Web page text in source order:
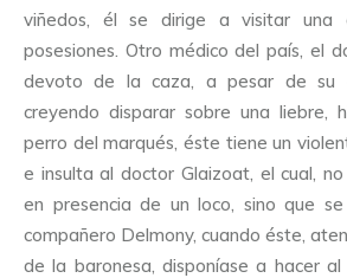
viñedos, él se dirige a visitar una
posesiones. Otro médico del país, el
devoto de la caza, a pesar de su
creyendo disparar sobre una liebre,
perro del marqués, éste tiene un
e insulta al doctor Glaizoat, el cual,
en presencia de un loco, sino que
compañero Delmony, cuando éste,
de la baronesa, disponíase a hacer